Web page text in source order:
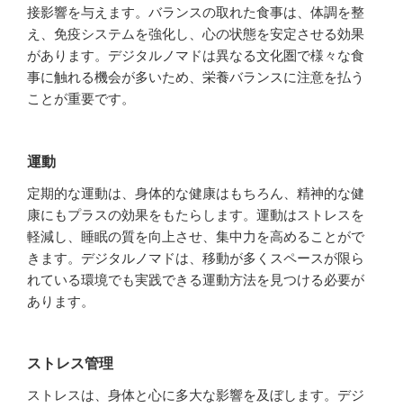
接影響を与えます。バランスの取れた食事は、体調を整
え、免疫システムを強化し、心の状態を安定させる効果
があります。デジタルノマドは異なる文化圏で様々な食
事に触れる機会が多いため、栄養バランスに注意を払う
ことが重要です。
運動
定期的な運動は、身体的な健康はもちろん、精神的な健
康にもプラスの効果をもたらします。運動はストレスを
軽減し、睡眠の質を向上させ、集中力を高めることがで
きます。デジタルノマドは、移動が多くスペースが限ら
れている環境でも実践できる運動方法を見つける必要が
あります。
ストレス管理
ストレスは、身体と心に多大な影響を及ぼします。デジ